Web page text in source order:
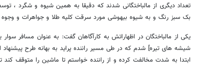
تعداد دیگری از مالباختگانی شدند که دقیقا به همین شیوه و شگرد ،
بک سبز رنگ و به شیوه بیهوشی مورد سرقت کلیه طلا و جواهرات و وجوه
یکی از مالباختگان در اظهاراتش به کارآگاهان گفت: به عنوان مسافر
شیشه های تیره] شدم که در طی مسیر راننده پراید به بهانه طرح پیشنهاد
ابتدا به شدت مخالفت کرده و از راننده خواستم تا ماشین را متوقف